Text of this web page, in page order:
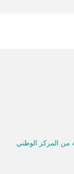
من المركز الوطني